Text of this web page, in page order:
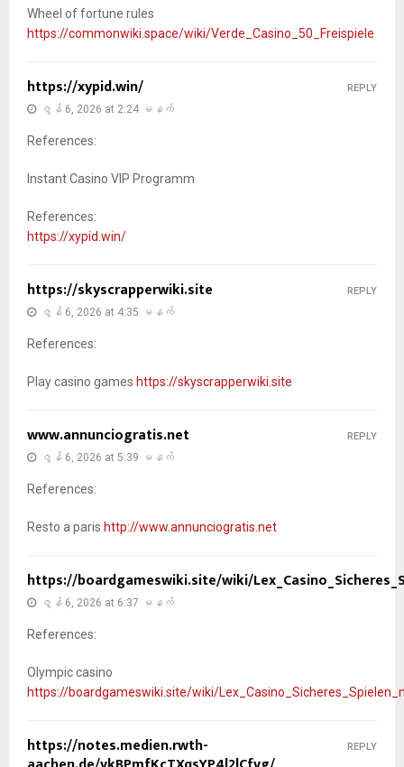
Wheel of fortune rules
https://commonwiki.space/wiki/Verde_Casino_50_Freispiele
https://xypid.win/
ဇွန် 6, 2026 at 2:24 မနက်
References:
Instant Casino VIP Programm
References:
https://xypid.win/
REPLY
https://skyscrapperwiki.site
ဇွန် 6, 2026 at 4:35 မနက်
References:
Play casino games https://skyscrapperwiki.site
REPLY
www.annunciogratis.net
ဇွန် 6, 2026 at 5:39 မနက်
References:
Resto a paris http://www.annunciogratis.net
REPLY
https://boardgameswiki.site/wiki/
ဇွန် 6, 2026 at 6:37 မနက်
References:
Olympic casino
https://boardgameswiki.site/wiki/
https://notes.medien.rwth- REPLY